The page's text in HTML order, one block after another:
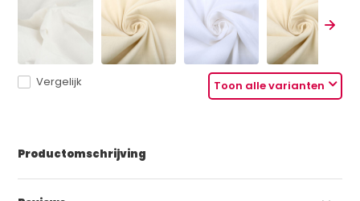
Toon alle varianten
Vergelijk
Productomschrijving